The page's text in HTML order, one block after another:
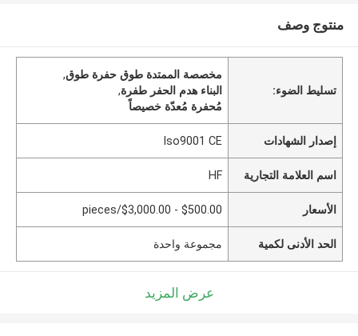
منتوج وصف
تسليط الضوء:
مخصصة الممتدة طوق حفرة طوق,
البناء هدم الحفر طفرة,
مُحفرة مُعدّة خصيصاً
إصدار الشهادات Iso9001 CE
اسم العلامة التجارية HF
الأسعار $500.00 - $3,000.00/pieces
الحد الأدنى لكمية مجموعة واحدة
عرض المزيد